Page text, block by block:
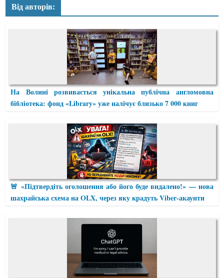
Від авторів:
На Волині розвивається унікальна публічна англомовна
бібліотека: фонд «Library» уже налічує близько 7 000 книг
🚨 «Підтвердіть оголошення або його буде видалено!» — нова
шахрайська схема на OLX, через яку крадуть Viber-акаунти